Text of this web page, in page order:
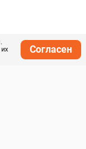
Согласен